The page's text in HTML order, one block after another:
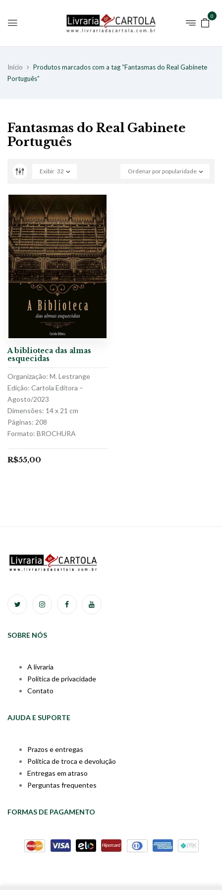
0
Início
Produtos marcados com a tag “Fantasmas do Real Gabinete
Português”
Fantasmas do Real Gabinete
Português
Ordenar por popularidade
Exibir 32
A biblioteca das almas
esquecidas
Organização: M. Lestrange
Edição: Cartola Editora –
Agosto/2023
Dimensões: 14 x 21 cm
Páginas: 208
Formato: BROCHURA
R$55,00
SOBRE NÓS
A livraria
Política de privacidade
Contato
AJUDA E SUPORTE
Prazos e entregas
Política de troca e devolução
Entregas em atraso
Perguntas frequentes
FORMAS DE PAGAMENTO